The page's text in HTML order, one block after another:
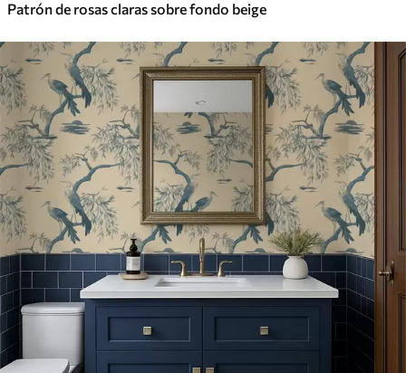
Patrón de rosas claras sobre fondo beige